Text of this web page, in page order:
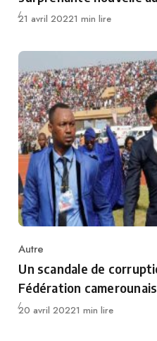
Publié
21 avril 20221 min lire
Category
Autre
Un scandale de
Fédération
Publié
20 avril 20221 min lire